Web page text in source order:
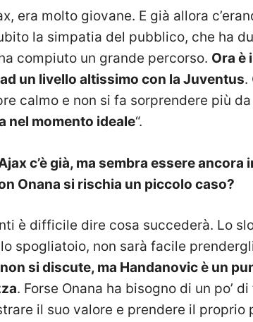
era molto giovane. E già allora
la simpatia del pubblico, che ha
compiuto un grande percorso. Ora è
un livello altissimo con la Juventus.
calmo e non si fa sorprendere più
nel momento ideale“.
c’è già, ma sembra essere ancora
Onana si rischia un piccolo caso?
è difficile dire cosa succederà. Lo
spogliatoio, non sarà facile
si discute, ma Handanovic è un
. Forse Onana ha bisogno di un po’
il suo valore e prendere il proprio